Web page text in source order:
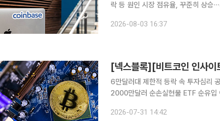
락 등 원인 시장 점유율, 꾸준히 상승
증가했다며 낙관적인 태도다. 투자업
2026-08-03 16:37
6만달러대 제한적 등락 속 투자심리
2000만달러 순손실현물 ETF 순유입 이어졌
둔화했고, 이 여파는 주요 가상자산
2026-07-31 14:42